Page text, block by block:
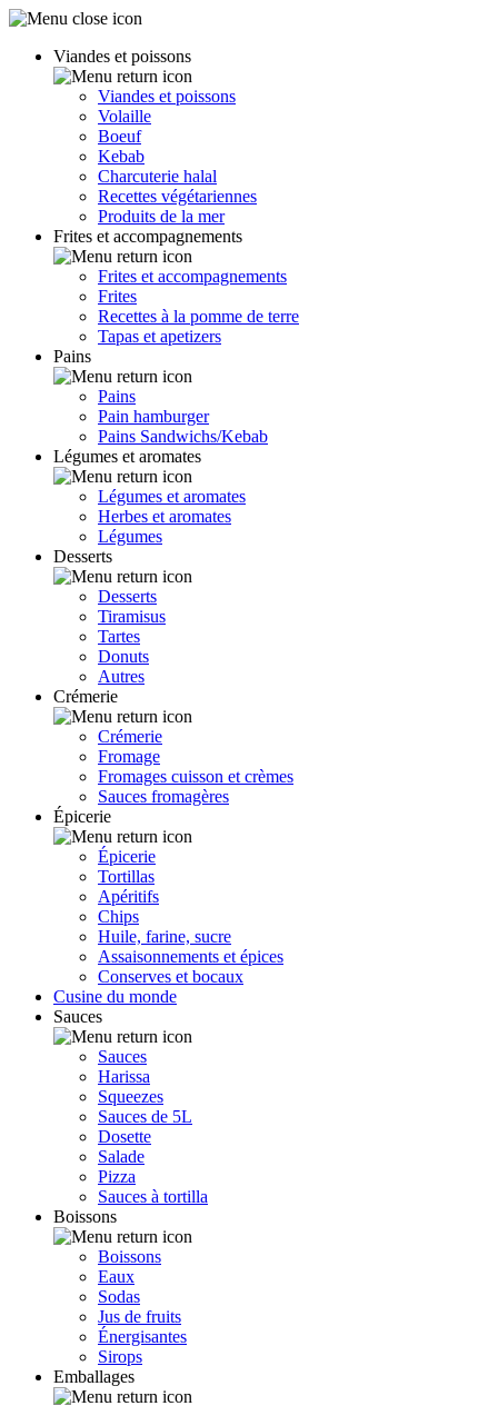
Viandes et poissons
Viandes et poissons
Volaille
Boeuf
Kebab
Charcuterie halal
Recettes végétariennes
Produits de la mer
Frites et accompagnements
Frites et accompagnements
Frites
Recettes à la pomme de terre
Tapas et apetizers
Pains
Pains
Pain hamburger
Pains Sandwichs/Kebab
Légumes et aromates
Légumes et aromates
Herbes et aromates
Légumes
Desserts
Desserts
Tiramisus
Tartes
Donuts
Autres
Crémerie
Crémerie
Fromage
Fromages cuisson et crèmes
Sauces fromagères
Épicerie
Épicerie
Tortillas
Apéritifs
Chips
Huile, farine, sucre
Assaisonnements et épices
Conserves et bocaux
Cusine du monde
Sauces
Sauces
Harissa
Squeezes
Sauces de 5L
Dosette
Salade
Pizza
Sauces à tortilla
Boissons
Boissons
Eaux
Sodas
Jus de fruits
Énergisantes
Sirops
Emballages